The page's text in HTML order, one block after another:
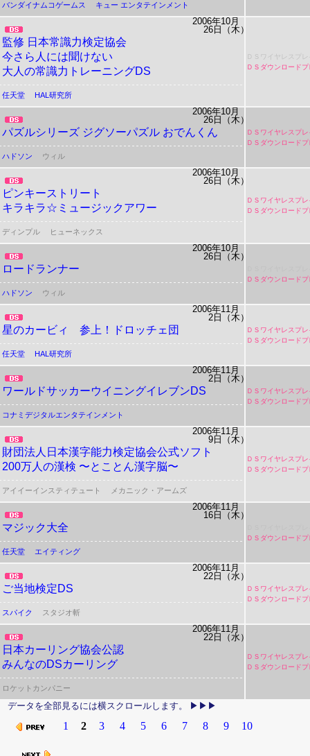
バンダイナムコゲームス
キュー エンタテインメント
2006年10月
26日（木）
監修 日本常識力検定協会
今さら人には聞けない
大人の常識力トレーニングDS
ＤＳワイヤレスプ
ＤＳダウンロード
任天堂 HAL研究所
2006年10月
26日（木）
パズルシリーズ ジグソーパズル おでんくん
ＤＳワイヤレスプ
ＤＳダウンロード
ハドソン
ウィル
2006年10月
26日（木）
ピンキーストリート
キラキラ☆ミュージックアワー
ＤＳワイヤレスプ
ＤＳダウンロード
ディンプル ヒューネックス
2006年10月
26日（木）
ロードランナー
ＤＳダウンロード
ハドソン
ウィル
2006年11月
2日（木）
星のカービィ 参上！ドロッチェ団
ＤＳワイヤレスプ
ＤＳダウンロード
任天堂
HAL研究所
2006年11月
2日（木）
ワールドサッカーウイニングイレブンDS
ＤＳワイヤレスプ
ＤＳダウンロード
コナミデジタルエンタテインメント
2006年11月
9日（木）
財団法人日本漢字能力検定協会公式ソフト
200万人の漢検 〜とことん漢字脳〜
ＤＳワイヤレスプ
ＤＳダウンロード
アイイーインスティテュート メカニック・アームズ
2006年11月
16日（木）
マジック大全
ＤＳダウンロード
任天堂
エイティング
2006年11月
22日（水）
ご当地検定DS
ＤＳワイヤレスプ
ＤＳダウンロード
スパイク
スタジオ斬
2006年11月
22日（水）
日本カーリング協会公認
みんなのDSカーリング
ＤＳワイヤレスプ
ＤＳダウンロード
ロケットカンパニー
1 2 3 4 5 6 7 8 9 10